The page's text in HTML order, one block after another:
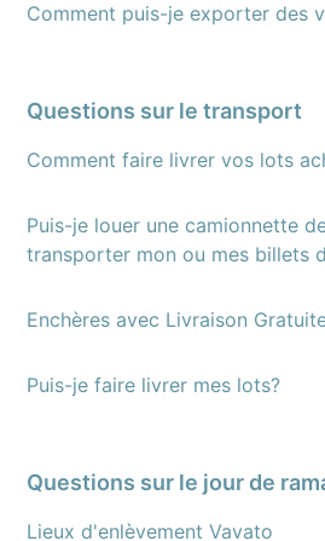
Comment puis-je exporter des
Questions sur le transport
Comment faire livrer vos lots
Puis-je louer une camionnette
transporter mon ou mes billets
Enchères avec Livraison
Puis-je faire livrer mes lots?
Questions sur le jour de
Lieux d'enlèvement Vavato